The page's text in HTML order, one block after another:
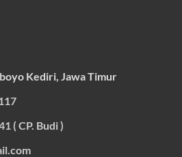
Kediri, Jawa Timur
( CP. Budi )